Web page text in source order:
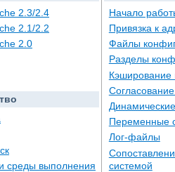
2.3/2.4
2.1/2.2
2.0
среды выполнения
Начало
Привязка к
Файлы
Разделы
Кэширование
Переменные
Лог-файлы
системой